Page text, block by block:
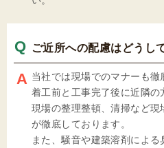
ご近所への配慮はどうし
当社では現場でのマナーも徹
着工前と工事完了後に近隣
現場の整理整頓、清掃など
が徹底しております。
また、騒音や建築溶剤によ